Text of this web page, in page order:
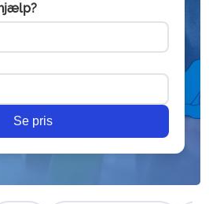
Se pris